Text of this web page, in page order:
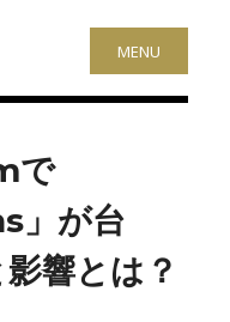
MENU
で
」が台
響とは？